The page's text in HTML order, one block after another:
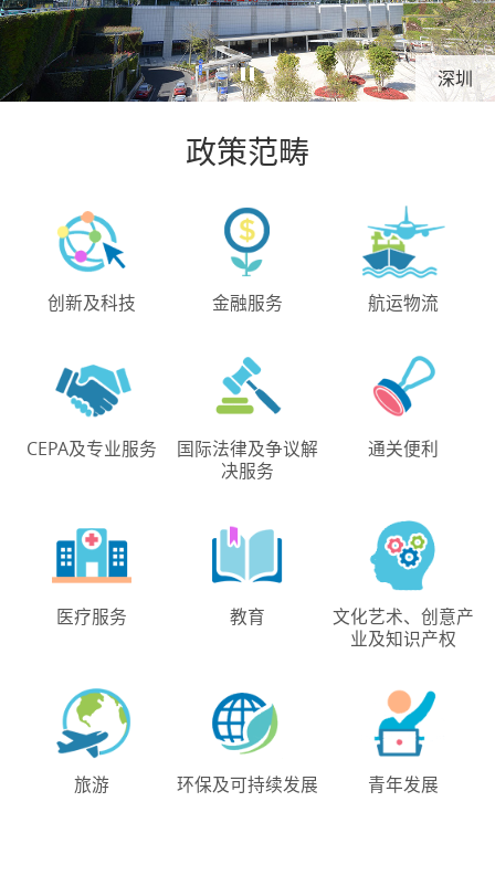
深圳
政策范畴
创新及科技 金融服务 航运物流
CEPA及专业服务
国际法律及争议解
决服务
通关便利
医疗服务 教育
文化艺术、创意产
业及知识产权
旅游 环保及可持续发展 青年发展